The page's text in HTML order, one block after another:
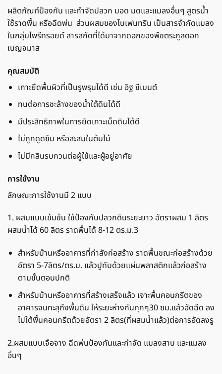
ผลิตภัณฑ์ป้องกัน และกำจัดปลวก มอด มดและแมลงอื่นๆ สูตรน้ำ
ใช้ราดพื้น หรือฉีดพ่น ส่วนผสมของไบเฟนทริน เป็นสารจำกัดแมลง
ในกลุ่มไพรีทรอยด์ สารสกัดที่ได้มาจากดอกของพืชตระกูลดอก
เบญจมาส
คุณสมบัติ
เกาะยึดพื้นผิวที่เป็นรูพรุนได้ดี เช่น อิฐ ซีเมนต์
ทนต่อการชะล้างของน้ำใต้ดินได้ดี
มีประสิทธิภาพในการยึดเกาะเม็ดดินได้ดี
ไม่ถูกดูดซึม หรือสะสมในต้นไม้
ไม่มีกลินรบกวนต่อผู้ใช้และผู้อยู่อาศัย
การใช้งาน
ลักษณะการใช้งานมี 2 แบบ
1. ผสมแบบเข้มข้น ใช้ป้องกันปลวกดินระยะยาว อัตราผสม 1 ลิตร
ผสมน้ำได้ 60 ลิตร ราดพื้นได้ 8-12 ตร.ม.3
สำหรับบ้านหรืออาคารที่กำลังก่อสร้าง ราดพื้นขณะก่อสร้างด้วย
อัตรา 5-7ลิตร/ตร.ม. แล้วปูทับด้วยแผ่นพลาสติกแล้วก่อสร้าง
ตามขั้นตอนปกติ
สำหรับบ้านหรืออาคารที่สร้างเสร็จแล้ว เจาะพื้นคอนกรีตของ
อาคารจนทะลุถึงพื้นดิน ให้ระยะห่างกันทุกๆ30 ซม.แล้วอัดฉีด ลง
ไปใต้พื้นคอนกรีตด้วยอัตรา 2 ลิตร(ที่ผสมน้ำแล้ว)ต่อการอัดลงรู
2.ผสมแบบเจือจาง ฉีดพ่นป้องกันและกำจัด แมลงสาบ และแมลง
อิ่นๆ